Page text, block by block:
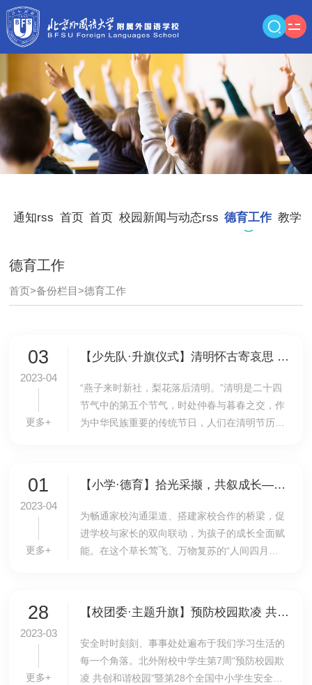
通知rss 首页 首页 校园新闻与动态rss 德育工作 教学
德育工作
首页>备份栏目>德育工作
03
2023-04
更多+
【少先队·升旗仪式】清明怀古寄哀思 缅怀先贤正当时——我校举行小学生第8周升旗仪式
​“燕子来时新社，梨花落后清明。”清明是二十四
节气中的第五个节气，时处仲春与暮春之交，作
为中华民族重要的传统节日，人们在清明节历来
01
2023-04
更多+
【小学·德育】拾光采撷，共叙成长——我校小学召开2022-2023学年春季学期家长会
为畅通家校沟通渠道、搭建家校合作的桥梁，促
进学校与家长的双向联动，为孩子的成长全面赋
能。在这个草长莺飞、万物复苏的“人间四月
28
2023-03
更多+
【校团委·主题升旗】预防校园欺凌 共创和谐校园——我校举行中学生第7周升旗仪式
安全时时刻刻、事事处处遍布于我们学习生活的
每一个角落。北外附校中学生第7周“预防校园欺
凌 共创和谐校园”暨第28个全国中小学生安全教